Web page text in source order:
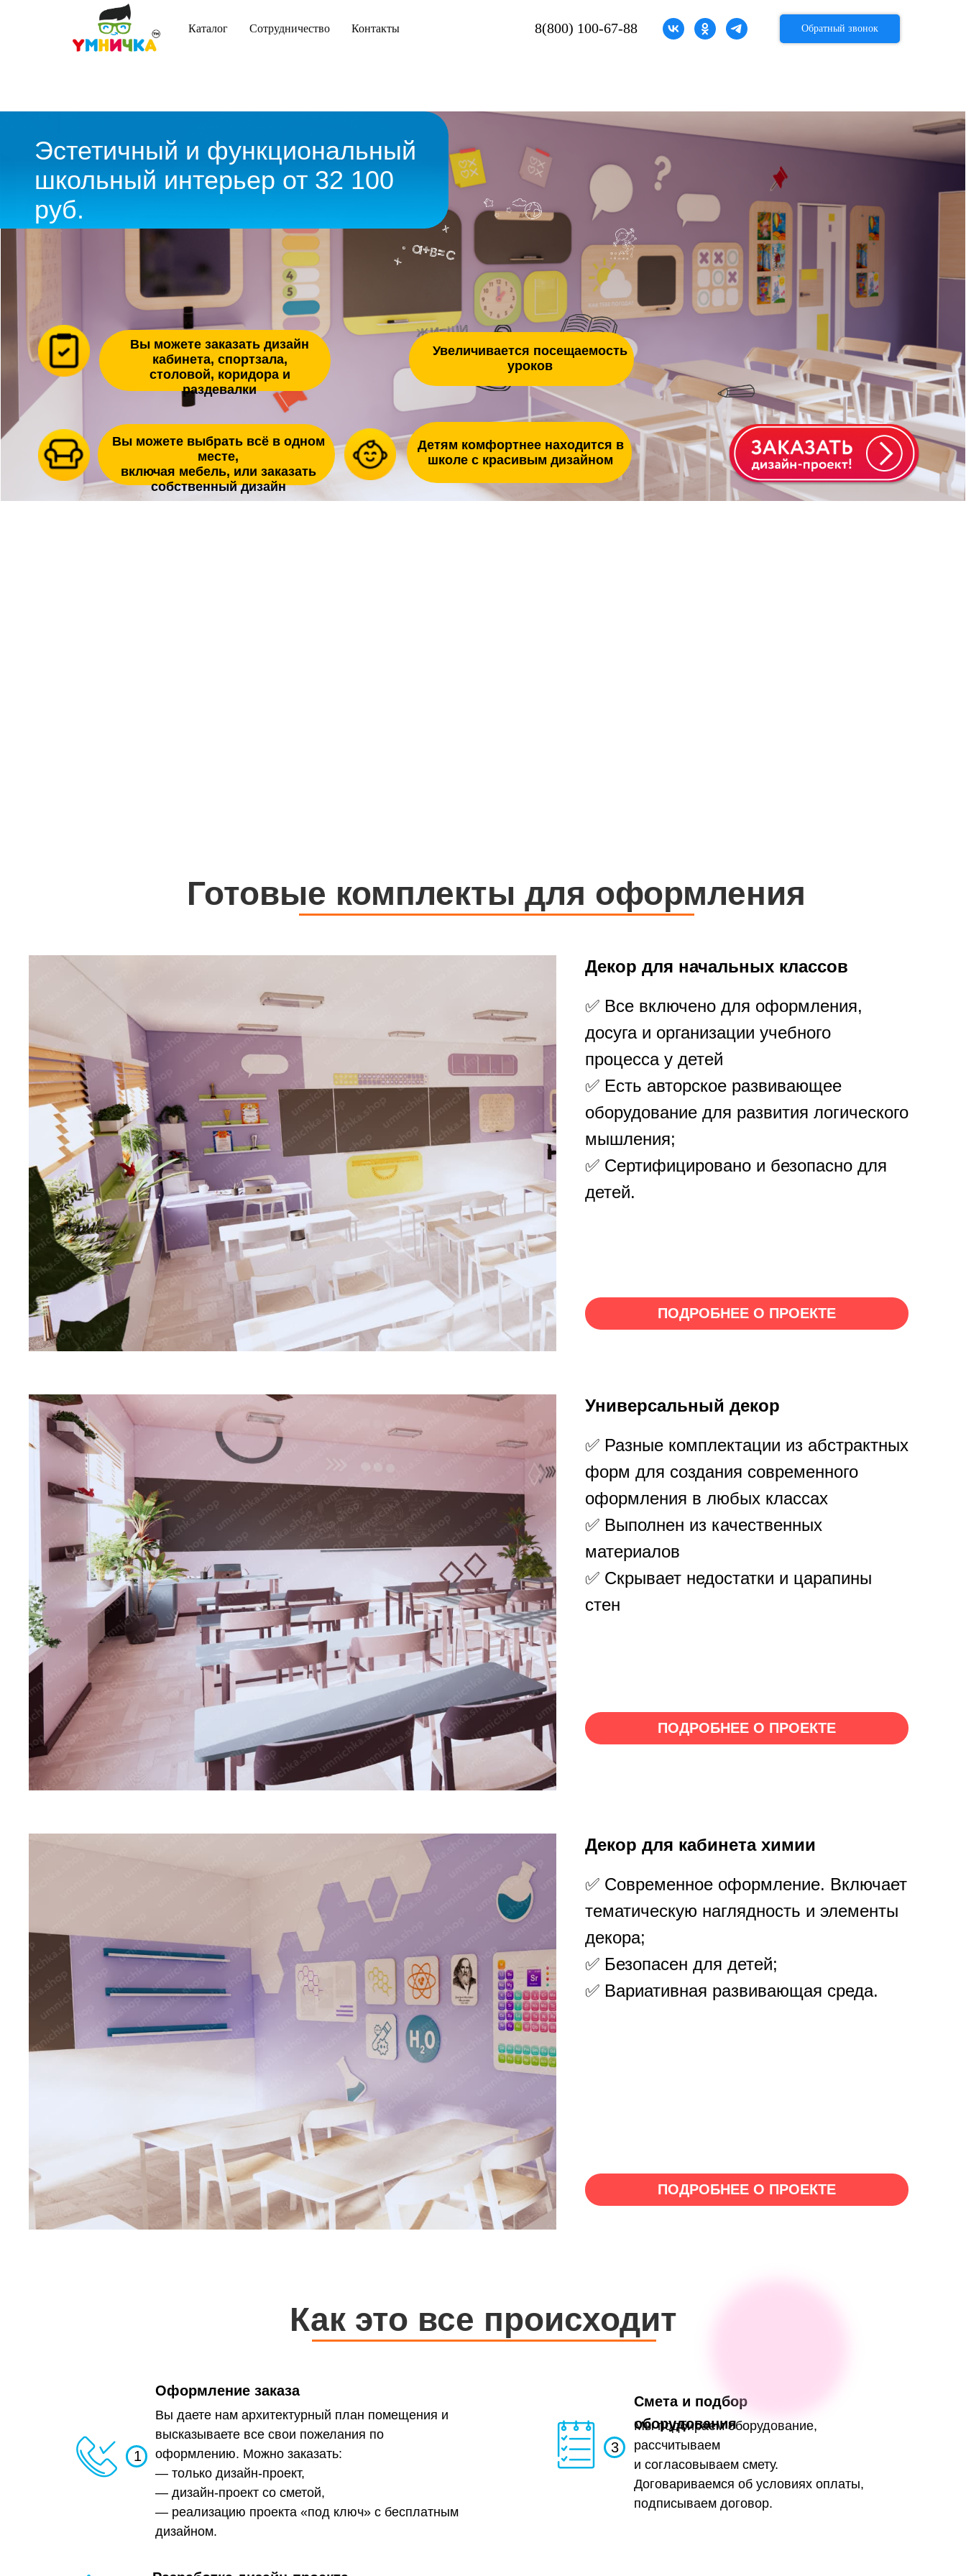
Каталог Сотрудничество Контакты 8(800) 100-67-88 Обратный звонок
Эстетичный и функциональный
школьный интерьер от 32 100
руб.
Увеличивается посещаемость
уроков
Вы можете заказать дизайн
столовой, коридора и
раздевалки
Вы можете выбрать всё в одном
месте,
включая мебель, или заказать
собственный дизайн
Детям комфортнее находится в
школе с красивым дизайном
Готовые комплекты для оформления
Декор для начальных классов
✅ Все включено для оформления,
досуга и организации учебного
процесса у детей
✅ Есть авторское развивающее
оборудование для развития логического
мышления;
✅ Сертифицировано и безопасно для
детей.
Универсальный декор
✅ Разные комплектации из абстрактных
форм для создания современного
оформления в любых классах
✅ Выполнен из качественных
материалов
✅ Скрывает недостатки и царапины
стен
ПОДРОБНЕЕ О ПРОЕКТЕ
Декор для кабинета химии
✅ Современное оформление. Включает
тематическую наглядность и элементы
декора;
✅ Безопасен для детей;
✅ Вариативная развивающая среда.
ПОДРОБНЕЕ О ПРОЕКТЕ
Как это все происходит
Оформление заказа
Вы даете нам архитектурный план помещения и
высказываете все свои пожелания по
оформлению. Можно заказать:
— только дизайн-проект,
— дизайн-проект со сметой,
— реализацию проекта «под ключ» с бесплатным
дизайном.
Смета и подбор
оборудования
Мы подбираем оборудование,
рассчитываем
и согласовываем смету.
Договариваемся об условиях оплаты,
подписываем договор.
1
3